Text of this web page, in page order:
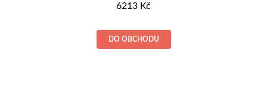
6213 Kč
DO OBCHODU